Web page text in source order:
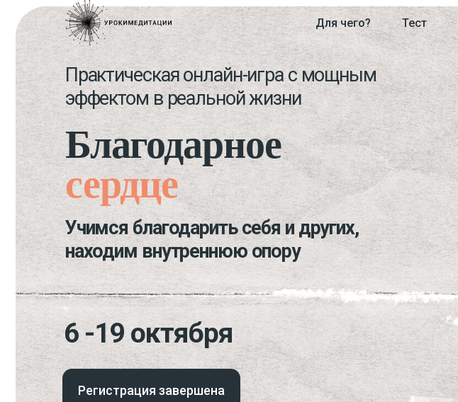
Для чего? Тест
Практическая онлайн-игра с мощным
эффектом в реальной жизни
Благодарное
сердце
Учимся благодарить себя и других,
находим внутреннюю опору
Регистрация завершена
6 -19 октября